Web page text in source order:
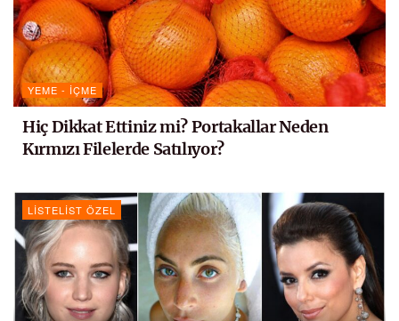
YEME - İÇME
Hiç Dikkat Ettiniz mi? Portakallar Neden
Kırmızı Filelerde Satılıyor?
LISTELIST ÖZEL